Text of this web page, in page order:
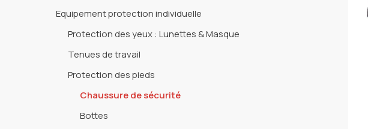
Equipement protection individuelle
Protection des yeux : Lunettes & Masque
Tenues de travail
Protection des pieds
Chaussure de sécurité
Bottes